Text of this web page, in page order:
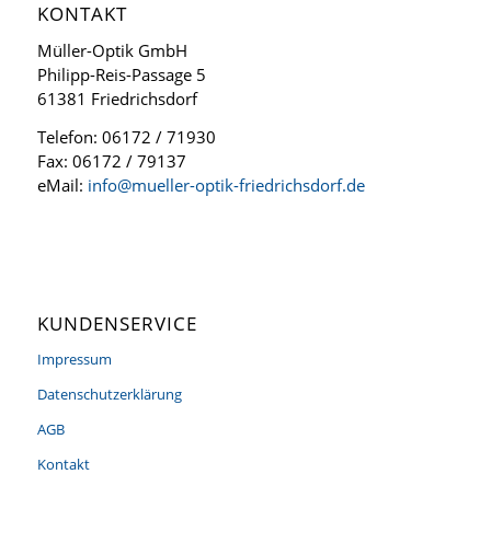
KONTAKT
Müller-Optik GmbH
Philipp-Reis-Passage 5
61381 Friedrichsdorf
Telefon: 06172 / 71930
Fax: 06172 / 79137
eMail: info@mueller-optik-friedrichsdorf.de
KUNDENSERVICE
Impressum
Datenschutzerklärung
AGB
Kontakt